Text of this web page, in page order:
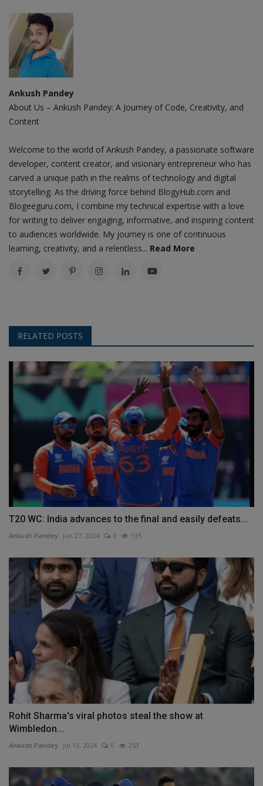
Ankush Pandey
About Us – Ankush Pandey: A Journey of Code, Creativity, and
Content
Welcome to the world of Ankush Pandey, a passionate software
developer, content creator, and visionary entrepreneur who has
carved a unique path in the realms of technology and digital
storytelling. As the driving force behind BlogyHub.com and
Blogeeguru.com, I combine my technical expertise with a love
for writing to deliver engaging, informative, and inspiring content
to audiences worldwide. My journey is one of continuous
learning, creativity, and a relentless... Read More
RELATED POSTS
T20 WC: India advances to the final and easily defeats...
Ankush Pandey Jun 27, 2024 0 135
Rohit Sharma's viral photos steal the show at
Wimbledon...
Ankush Pandey Jul 13, 2024 0 253